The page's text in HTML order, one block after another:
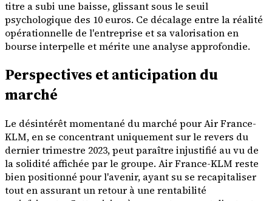
titre a subi une baisse, glissant sous le seuil
psychologique des 10 euros. Ce décalage entre la réalité
opérationnelle de l'entreprise et sa valorisation en
bourse interpelle et mérite une analyse approfondie.
Perspectives et anticipation du
marché
Le désintérêt momentané du marché pour Air France-
KLM, en se concentrant uniquement sur le revers du
dernier trimestre 2023, peut paraître injustifié au vu de
la solidité affichée par le groupe. Air France-KLM reste
bien positionné pour l'avenir, ayant su se recapitaliser
tout en assurant un retour à une rentabilité